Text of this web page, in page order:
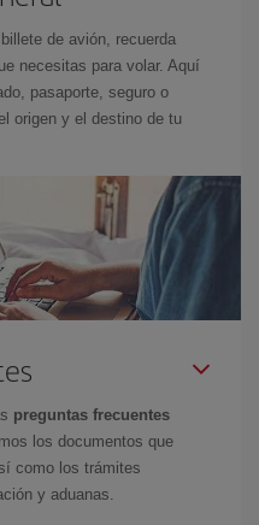
de avión, recuerda
necesitas para volar. Aquí
pasaporte, seguro o
origen y el destino de tu
preguntas frecuentes
los documentos que
como los trámites
y aduanas.